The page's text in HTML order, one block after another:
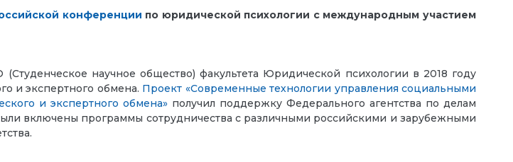
конференции по юридической психологии с международным участием
научное общество) факультета Юридической психологии в 2018 году
и экспертного обмена. Проект «Современные технологии управления социальными
и экспертного обмена» получил поддержку Федерального агентства по делам
включены программы сотрудничества с различными российскими и зарубежными